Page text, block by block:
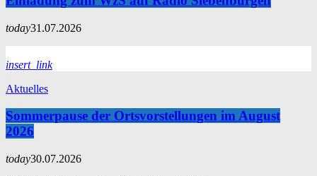
today31.07.2026
insert_link
Aktuelles
Sommerpause der Ortsvorstellungen im August
2026
today30.07.2026